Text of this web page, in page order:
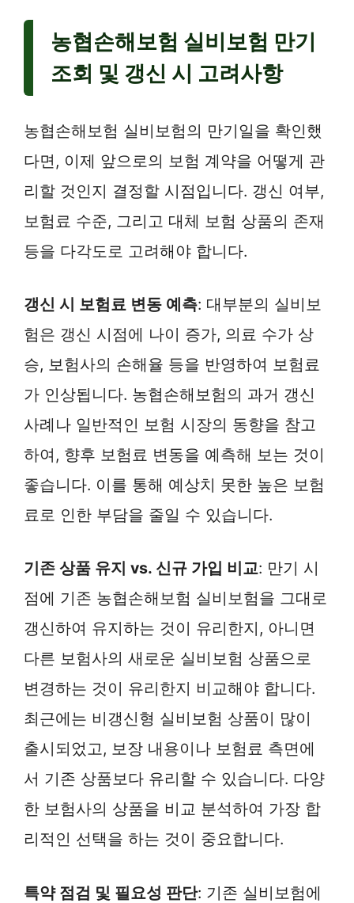
농협손해보험 실비보험 만기
조회 및 갱신 시 고려사항
농협손해보험 실비보험의 만기일을 확인했
다면, 이제 앞으로의 보험 계약을 어떻게 관
리할 것인지 결정할 시점입니다. 갱신 여부,
보험료 수준, 그리고 대체 보험 상품의 존재
등을 다각도로 고려해야 합니다.
갱신 시 보험료 변동 예측: 대부분의 실비보
험은 갱신 시점에 나이 증가, 의료 수가 상
승, 보험사의 손해율 등을 반영하여 보험료
가 인상됩니다. 농협손해보험의 과거 갱신
사례나 일반적인 보험 시장의 동향을 참고
하여, 향후 보험료 변동을 예측해 보는 것이
좋습니다. 이를 통해 예상치 못한 높은 보험
료로 인한 부담을 줄일 수 있습니다.
기존 상품 유지 vs. 신규 가입 비교: 만기 시
점에 기존 농협손해보험 실비보험을 그대로
갱신하여 유지하는 것이 유리한지, 아니면
다른 보험사의 새로운 실비보험 상품으로
변경하는 것이 유리한지 비교해야 합니다.
최근에는 비갱신형 실비보험 상품이 많이
출시되었고, 보장 내용이나 보험료 측면에
서 기존 상품보다 유리할 수 있습니다. 다양
한 보험사의 상품을 비교 분석하여 가장 합
리적인 선택을 하는 것이 중요합니다.
특약 점검 및 필요성 판단: 기존 실비보험에